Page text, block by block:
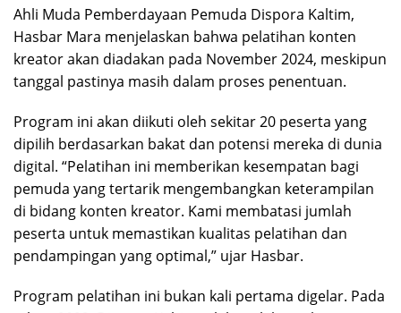
Ahli Muda Pemberdayaan Pemuda Dispora Kaltim,
Hasbar Mara menjelaskan bahwa pelatihan konten
kreator akan diadakan pada November 2024, meskipun
tanggal pastinya masih dalam proses penentuan.
Program ini akan diikuti oleh sekitar 20 peserta yang
dipilih berdasarkan bakat dan potensi mereka di dunia
digital. “Pelatihan ini memberikan kesempatan bagi
pemuda yang tertarik mengembangkan keterampilan
di bidang konten kreator. Kami membatasi jumlah
peserta untuk memastikan kualitas pelatihan dan
pendampingan yang optimal,” ujar Hasbar.
Program pelatihan ini bukan kali pertama digelar. Pada